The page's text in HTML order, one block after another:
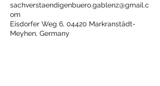
sachverstaendigenbuero.gablenz@gmail.c
om
Eisdorfer Weg 6, 04420 Markranstädt-
Meyhen, Germany